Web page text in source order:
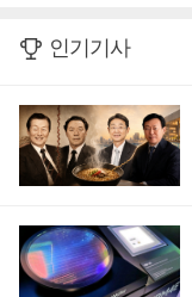
인기기사